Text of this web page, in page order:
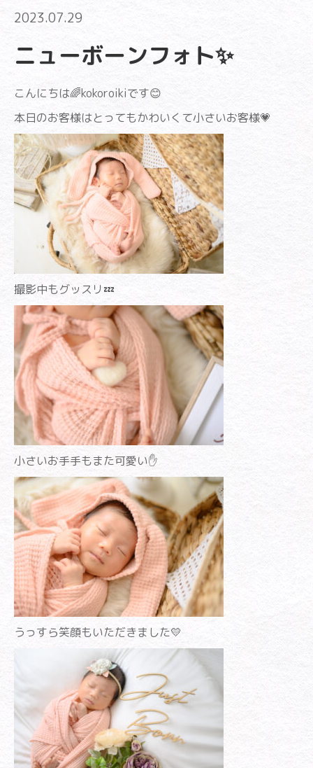
2023.07.29
ニューボーンフォト✨
こんにちは🌈kokoroikiです😊
本日のお客様はとってもかわいくて小さいお客様💗
撮影中もグッスリ💤
小さいお手手もまた可愛い✋
うっすら笑顔もいただきました💛